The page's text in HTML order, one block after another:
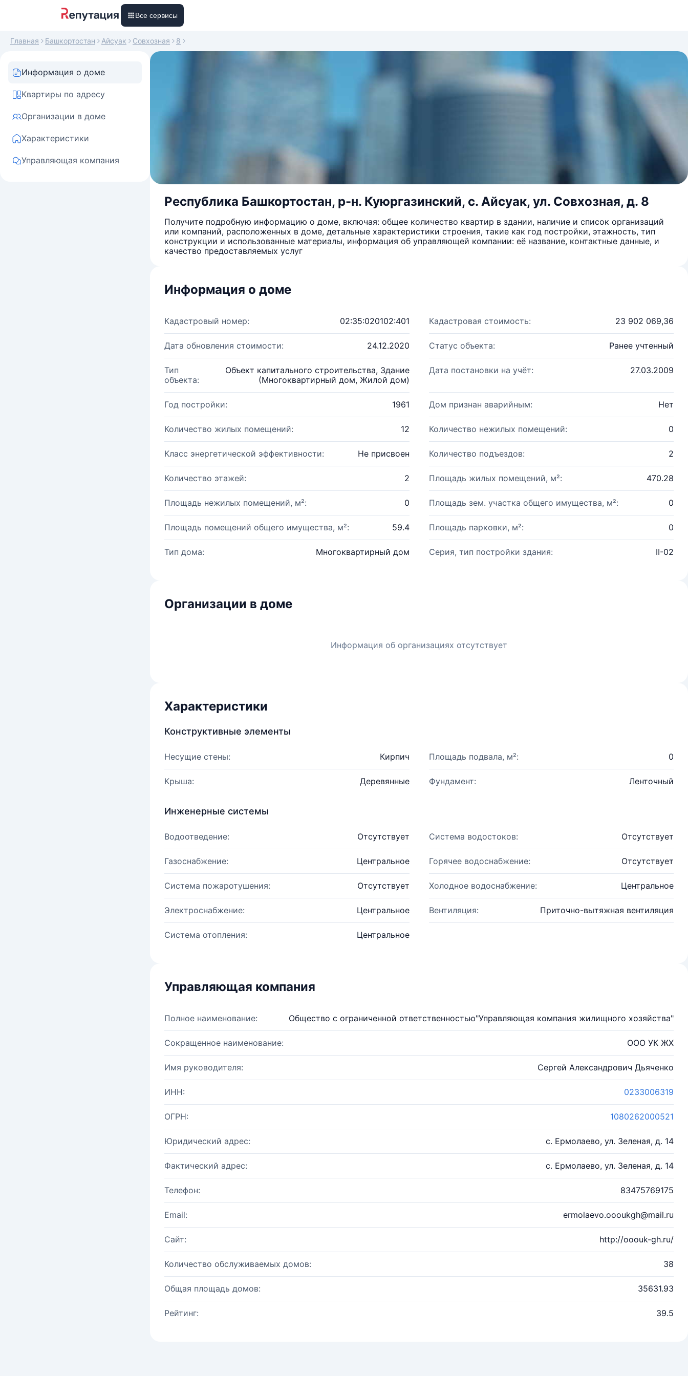
Все сервисы
Главная Башкортостан Айсуак Совхозная 8
Информация о доме
Квартиры по адресу
Организации в доме
Характеристики
Управляющая компания
Республика Башкортостан, р-н. Куюргазинский, с. Айсуак, ул. Совхозная, д. 8
Получите подробную информацию о доме, включая: общее количество квартир в здании, наличие и список организаций
или компаний, расположенных в доме, детальные характеристики строения, такие как год постройки, этажность, тип
конструкции и использованные материалы, информация об управляющей компании: её название, контактные данные, и
качество предоставляемых услуг
Информация о доме
Кадастровый номер: 02:35:020102:401 Кадастровая стоимость: 23 902 069,36
Дата обновления стоимости: 24.12.2020 Статус объекта: Ранее учтенный
Тип
объекта:
Объект капитального строительства, Здание
(Многоквартирный дом, Жилой дом)
Дата постановки на учёт: 27.03.2009
Год постройки: 1961 Дом признан аварийным: Нет
Количество жилых помещений: 12 Количество нежилых помещений: 0
Класс энергетической эффективности: Не присвоен Количество подъездов: 2
Количество этажей: 2 Площадь жилых помещений, м²: 470.28
Площадь нежилых помещений, м²: 0 Площадь зем. участка общего имущества, м²: 0
Площадь помещений общего имущества, м²: 59.4 Площадь парковки, м²: 0
Тип дома: Многоквартирный дом Серия, тип постройки здания: II-02
Организации в доме
Информация об организациях отсутствует
Характеристики
Конструктивные элементы
Несущие стены: Кирпич Площадь подвала, м²: 0
Крыша: Деревянные Фундамент: Ленточный
Инженерные системы
Водоотведение: Отсутствует Система водостоков: Отсутствует
Газоснабжение: Центральное Горячее водоснабжение: Отсутствует
Система пожаротушения: Отсутствует Холодное водоснабжение: Центральное
Электроснабжение: Центральное Вентиляция: Приточно-вытяжная вентиляция
Система отопления: Центральное
Управляющая компания
Полное наименование: Общество с ограниченной ответственностью"Управляющая компания жилищного хозяйства"
Сокращенное наименование: ООО УК ЖХ
Имя руководителя: Сергей Александрович Дьяченко
ИНН: 0233006319
ОГРН: 1080262000521
Юридический адрес: с. Ермолаево, ул. Зеленая, д. 14
Фактический адрес: с. Ермолаево, ул. Зеленая, д. 14
Телефон: 83475769175
Email: ermolaevo.oooukgh@mail.ru
Сайт: http://ooouk-gh.ru/
Количество обслуживаемых домов: 38
Общая площадь домов: 35631.93
Рейтинг: 39.5